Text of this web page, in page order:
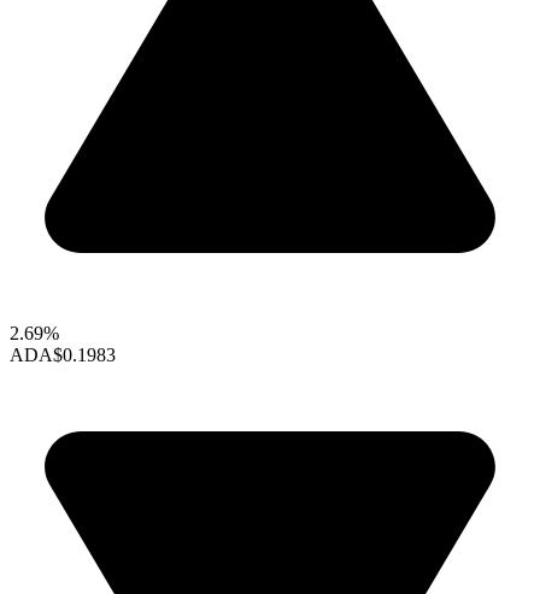
2.69%
ADA$0.1983